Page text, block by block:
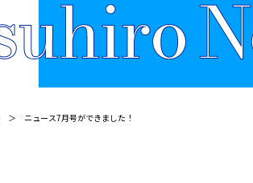
ニュース7月号ができました！